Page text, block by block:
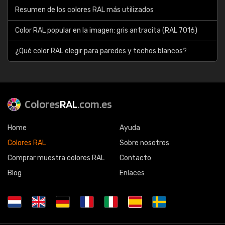
Resumen de los colores RAL más utilizados
Color RAL popular en la imagen: gris antracita (RAL 7016)
¿Qué color RAL elegir para paredes y techos blancos?
ColoresRAL.com.es
Home
Colores RAL
Comprar muestra colores RAL
Blog
Ayuda
Sobre nosotros
Contacto
Enlaces